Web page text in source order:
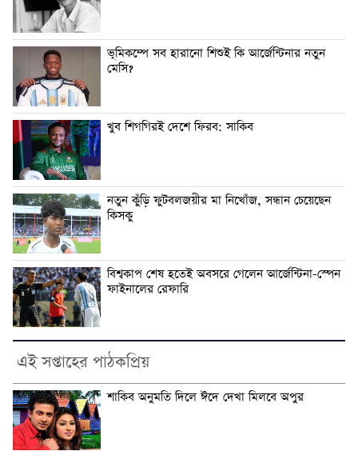
ভূমিকম্পে সব হারানো শিশুই কি আর্জেন্টিনার নতুন
মেসি?
খুব শিগগিরই দেশে ফিরব: সাকিব
নতুন কুঁড়ি ফুটবলজয়ীর মা নিখোঁজ, সন্ধান চেয়েছেন
কিসকু
বিশ্বকাপ শেষ হতেই অবসরে গেলেন আর্জেন্টিনা-স্পেন
ফাইনালের রেফারি
এই সপ্তাহের পাঠকপ্রিয়
শাকিব অনুমতি দিলে ঈদে দেখা মিলবে অপুর